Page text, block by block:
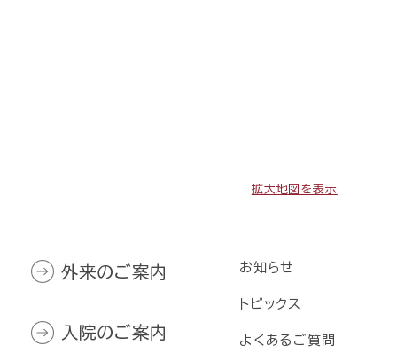
拡大地図を表示
外来のご案内
入院のご案内
お知らせ
トピックス
よくあるご質問